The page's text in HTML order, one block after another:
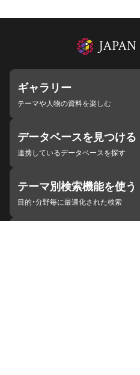
ギャラリー
テーマや人物の資料を楽しむ
データベースを見つける
連携しているデータベースを探す
テーマ別検索機能を使う
目的・分野毎に最適化された検索